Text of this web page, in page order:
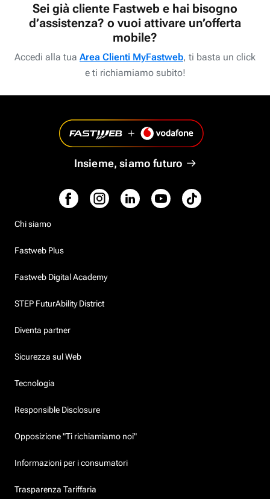
Sei già cliente Fastweb e hai bisogno
d’assistenza? o vuoi attivare un’offerta
mobile?
Accedi alla tua Area Clienti MyFastweb, ti basta un click
e ti richiamiamo subito!
Insieme, siamo futuro
Chi siamo
Fastweb Plus
Fastweb Digital Academy
STEP FuturAbility District
Diventa partner
Sicurezza sul Web
Tecnologia
Responsible Disclosure
Opposizione "Ti richiamiamo noi"
Informazioni per i consumatori
Trasparenza Tariffaria